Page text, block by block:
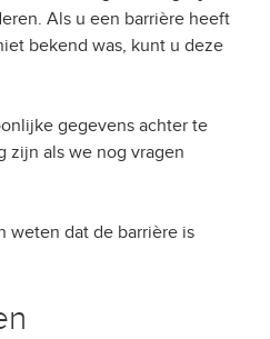
Als u een barrière heeft
bekend was, kunt u deze
gegevens achter te
zijn als we nog vragen
weten dat de barrière is